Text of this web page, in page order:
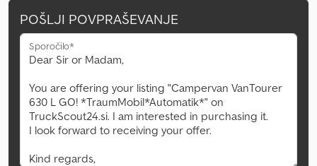
POŠLJI POVPRAŠEVANJE
Sporočilo*